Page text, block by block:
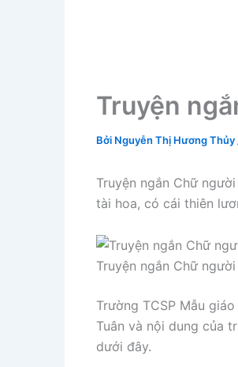
Truyện
Bởi Nguyễn Thị Hương Thủy
Truyện ngắn Chữ
tài hoa, có cái thiên
Truyện ngắn Chữ
Trường TCSP Mẫu
Tuân và nội dung của
dưới đây.